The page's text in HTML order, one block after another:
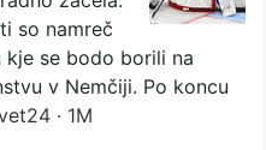
so namreč
kje se bodo borili na
v Nemčiji. Po koncu
· 1M